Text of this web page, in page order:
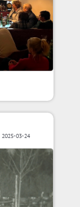
2025-03-24